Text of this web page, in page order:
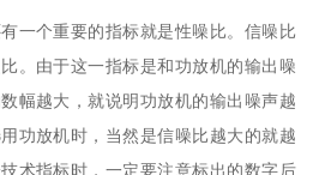
一个重要的指标就是性噪比。信噪比
。由于这一指标是和功放机的输出噪
幅越大，就说明功放机的输出噪声越
功放机时，当然是信噪比越大的就越
术指标时，一定要注意标出的数字后